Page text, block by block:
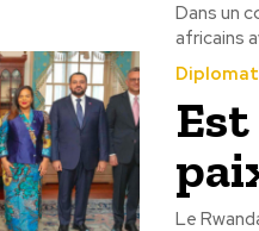
Dans un
africains
Le